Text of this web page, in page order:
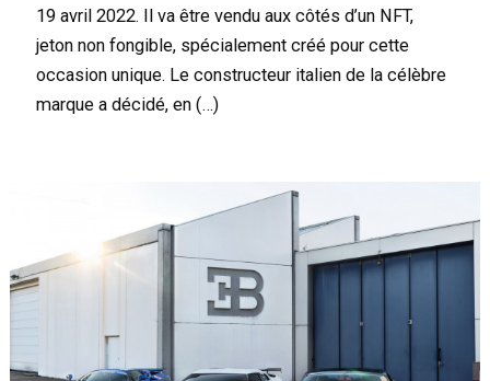
19 avril 2022. Il va être vendu aux côtés d’un NFT,
jeton non fongible, spécialement créé pour cette
occasion unique. Le constructeur italien de la célèbre
marque a décidé, en (…)